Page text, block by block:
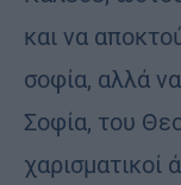
και να
σοφία, αλλά
Σοφία, του
χαρισματικοί